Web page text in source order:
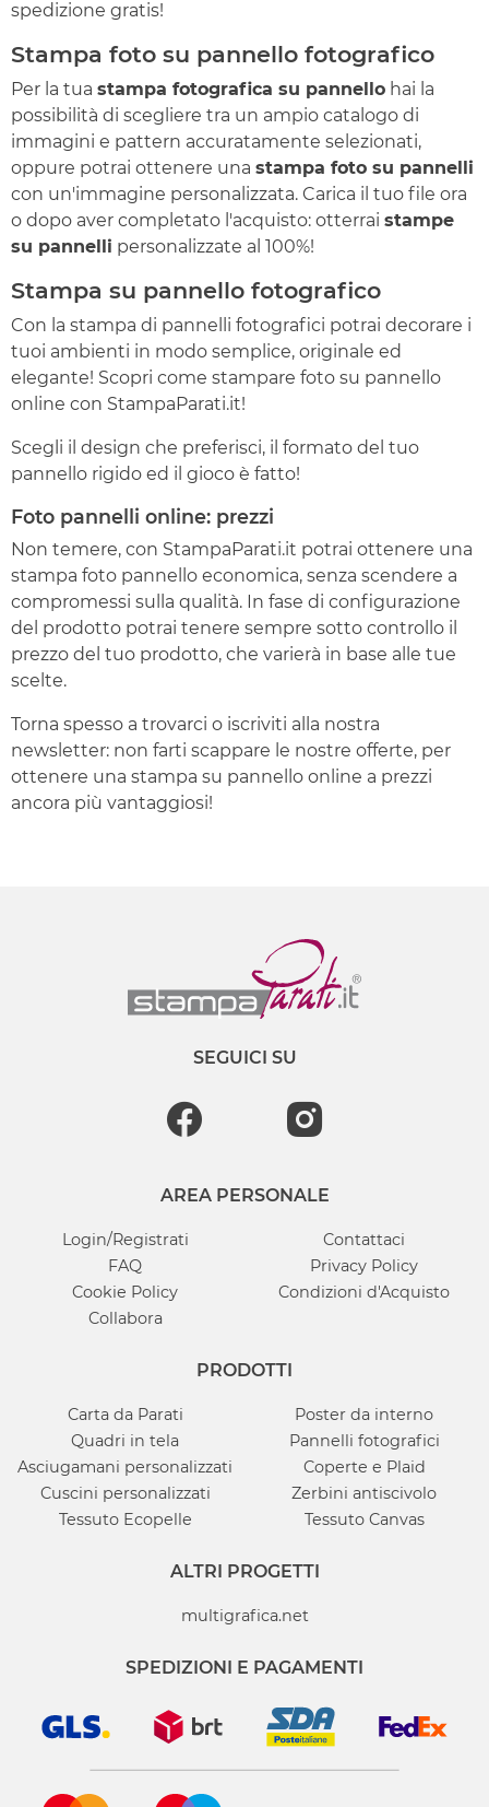
spedizione gratis!
Stampa foto su pannello fotografico
Per la tua stampa fotografica su pannello hai la
possibilità di scegliere tra un ampio catalogo di
immagini e pattern accuratamente selezionati,
oppure potrai ottenere una stampa foto su pannelli
con un'immagine personalizzata. Carica il tuo file ora
o dopo aver completato l'acquisto: otterrai stampe
su pannelli personalizzate al 100%!
Stampa su pannello fotografico
Con la stampa di pannelli fotografici potrai decorare i
tuoi ambienti in modo semplice, originale ed
elegante! Scopri come stampare foto su pannello
online con StampaParati.it!
Scegli il design che preferisci, il formato del tuo
pannello rigido ed il gioco è fatto!
Foto pannelli online: prezzi
Non temere, con StampaParati.it potrai ottenere una
stampa foto pannello economica, senza scendere a
compromessi sulla qualità. In fase di configurazione
del prodotto potrai tenere sempre sotto controllo il
prezzo del tuo prodotto, che varierà in base alle tue
scelte.
Torna spesso a trovarci o iscriviti alla nostra
newsletter: non farti scappare le nostre offerte, per
ottenere una stampa su pannello online a prezzi
ancora più vantaggiosi!
SEGUICI SU
AREA PERSONALE
Login/Registrati
Contattaci
FAQ
Privacy Policy
Cookie Policy
Condizioni d'Acquisto
Collabora
PRODOTTI
Carta da Parati
Poster da interno
Quadri in tela
Pannelli fotografici
Asciugamani personalizzati
Coperte e Plaid
Cuscini personalizzati
Zerbini antiscivolo
Tessuto Ecopelle
Tessuto Canvas
ALTRI PROGETTI
multigrafica.net
SPEDIZIONI E PAGAMENTI